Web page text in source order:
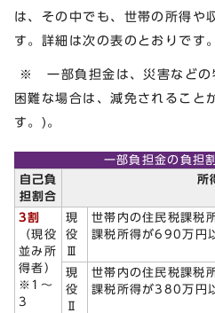
は、その中でも、世帯の所得や
す。詳細は次の表のとおりです。
※ 一部負担金は、災害などの
困難な場合は、減免されること
す。)。
一部負担金の負担
自己負
担割合
所
3割
（現役
並み所
得者）
※1～
3
現
役
Ⅲ
世帯内の住民税課税
課税所得が690万円
現
役
Ⅱ
世帯内の住民税課税
課税所得が380万円